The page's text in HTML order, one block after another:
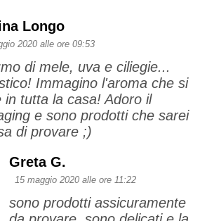
Longo
2020 alle ore 09:53
di mele, uva e ciliegie...
Immagino l'aroma che si
in tutta la casa! Adoro il
e sono prodotti che sarei
di provare ;)
Greta G.
15 maggio 2020 alle ore 11:22
sono prodotti assicuramente